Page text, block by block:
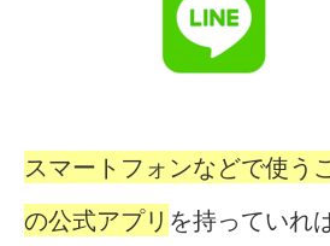
スマートフォンなどで使う
の公式アプリ を持っていれ